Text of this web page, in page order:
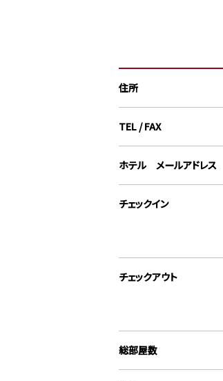
住所
TEL / FAX
ホテル メールアドレス
チェックイン
チェックアウト
総部屋数